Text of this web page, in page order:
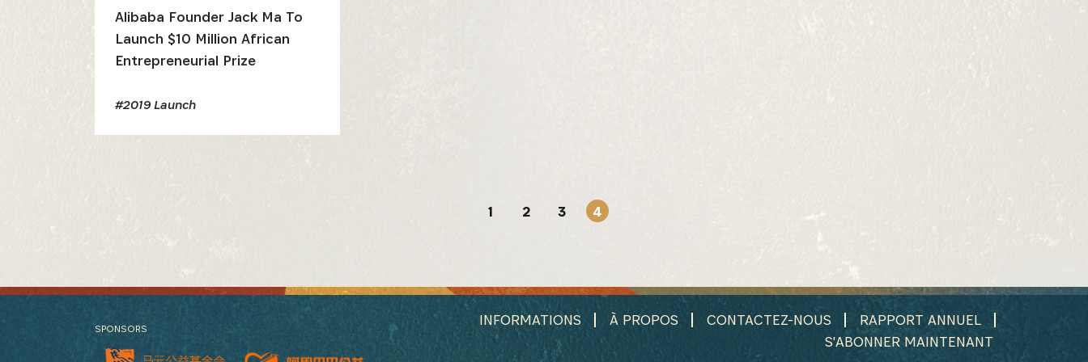
Alibaba Founder Jack Ma To
Launch $10 Million African
Entrepreneurial Prize
#2019 Launch
1 2 3 4
SPONSORS INFORMATIONS À PROPOS CONTACTEZ-NOUS
RAPPORT ANNUEL
S'ABONNER MAINTENANT